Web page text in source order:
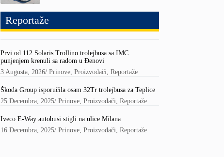
Reportaže
Prvi od 112 Solaris Trollino trolejbusa sa IMC
punjenjem krenuli sa radom u Đenovi
3 Augusta, 2026/Prinove,Proizvođači,Reportaže
Škoda Group isporučila osam 32Tr trolejbusa za Teplice
25 Decembra, 2025/Prinove,Proizvođači,Reportaže
Iveco E-Way autobusi stigli na ulice Milana
16 Decembra, 2025/Prinove,Proizvođači,Reportaže